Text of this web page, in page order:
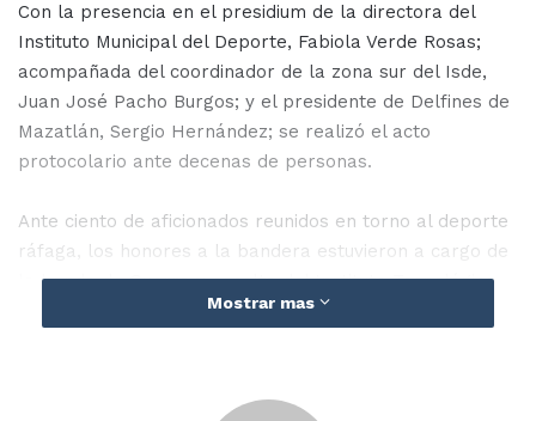
Con la presencia en el presidium de la directora del
Instituto Municipal del Deporte, Fabiola Verde Rosas;
acompañada del coordinador de la zona sur del Isde,
Juan José Pacho Burgos; y el presidente de Delfines de
Mazatlán, Sergio Hernández; se realizó el acto
protocolario ante decenas de personas.
Ante ciento de aficionados reunidos en torno al deporte
ráfaga, los honores a la bandera estuvieron a cargo de
la banda de Guerra y escolta del Instituto Tecnológico
Imdem, Fabiola Verde, mientras que el primer tiro a la
Mostrar mas